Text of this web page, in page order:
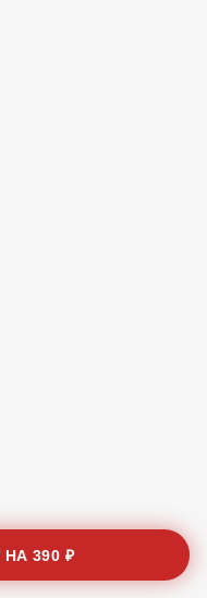
НА390 ₽